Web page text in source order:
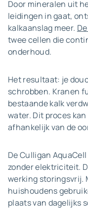
Door mineralen uit
leidingen in gaat,
kalkaanslag meer.
twee cellen die
onderhoud.
Het resultaat: je
schrobben. Kranen
bestaande kalk
water. Dit proces
afhankelijk van de
De Culligan
zonder elektriciteit.
werking storingsvrij.
huishoudens
plaats van dagelijks